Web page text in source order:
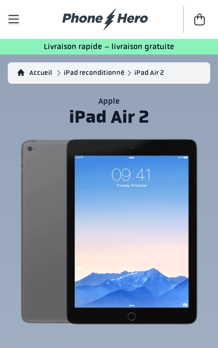
Passer
Livraison rapide – livraison gratuite
Accueil iPad reconditionné iPad Air 2
Apple
iPad Air 2